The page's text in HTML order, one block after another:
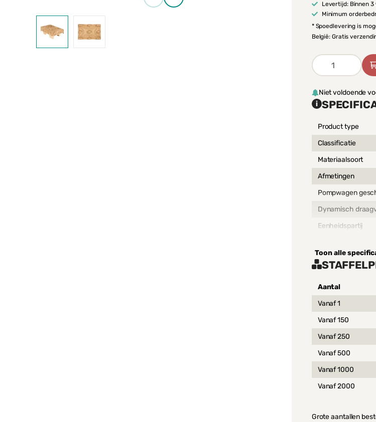
Levertijd: Binnen 3
Minimum
* Spoedlevering is
België: Gratis
Houtvezelpallet
zwaar
nieuw
aantal
Niet voldoende
Product type
Classificatie
Materiaalsoort
Afmetingen
Pompwagen
Dynamisch
Eenheidspartij
ISPM 15
SKU
Toon alle
Aantal
Vanaf 1
Vanaf 150
Vanaf 250
Vanaf 500
Vanaf 1000
Vanaf 2000
Grote aantallen